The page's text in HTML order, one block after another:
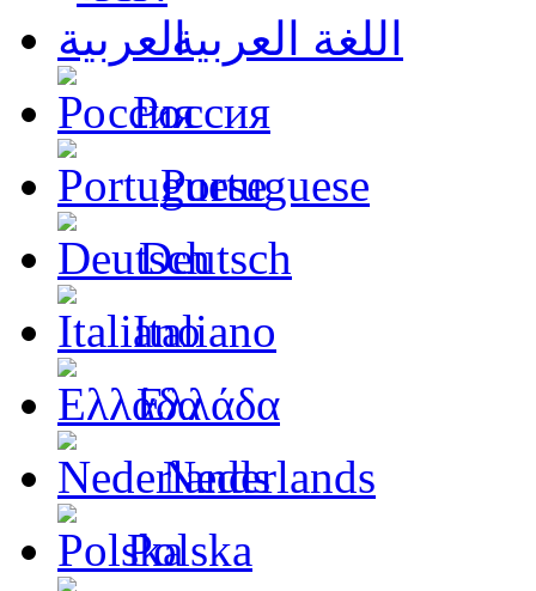
اللغة العربية
Россия
Portuguese
Deutsch
Italiano
Ελλάδα
Nederlands
Polska